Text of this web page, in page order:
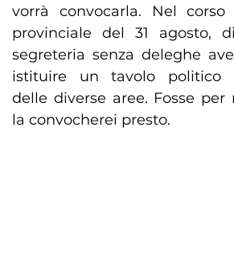
vorrà convocarla. Nel corso
provinciale del 31 agosto,
segreteria senza deleghe
istituire un tavolo politico
delle diverse aree. Fosse per
la convocherei presto.